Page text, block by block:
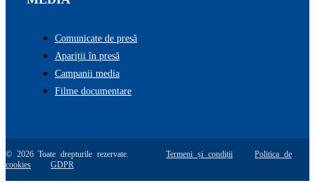
Comunicate de presă
Apariții în presă
Campanii media
Filme documentare
© 2026 Toate drepturile rezervate.Termeni și condiții
Politica de
cookies
GDPR